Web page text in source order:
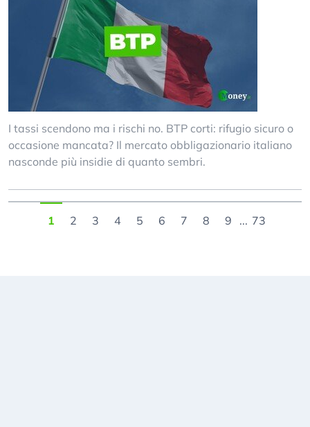
I tassi scendono ma i rischi no. BTP corti: rifugio sicuro o
occasione mancata? Il mercato obbligazionario italiano
nasconde più insidie di quanto sembri.
1 2 3 4 5 6 7 8 9 ... 73